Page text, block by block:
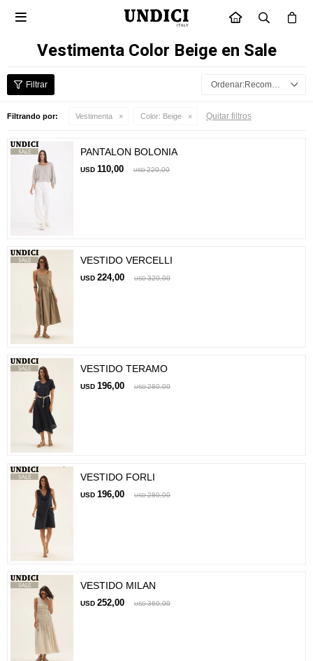
INICIO

Vestimenta Color Beige en Sale
Recomendados
Filtrando por: Vestimenta Color: Beige Quitar filtros
PANTALON BOLONIA
USD 110,00 USD 220,00
VESTIDO VERCELLI
USD 224,00 USD 320,00
VESTIDO TERAMO
USD 196,00 USD 280,00
VESTIDO FORLI
USD 196,00 USD 280,00
VESTIDO MILAN
USD 252,00 USD 360,00